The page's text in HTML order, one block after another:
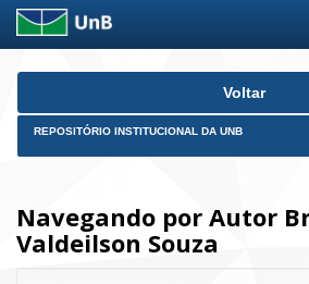
Skip
Voltar
REPOSITÓRIO INSTITUCIONAL DA UNB
Navegando por Autor
Valdeilson Souza